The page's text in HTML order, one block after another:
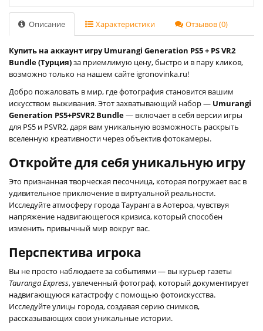
Описание Характеристики Отзывов (0)
Купить на аккаунт игру Umurangi Generation PS5 + PS VR2
Bundle (Турция)за приемлимую цену, быстро и в пару кликов,
возможно только на нашем сайте igronovinka.ru!
Добро пожаловать в мир, где фотография становится вашим
искусством выживания. Этот захватывающий набор — Umurangi
Generation PS5+PSVR2 Bundle— включает в себя версии игры
для PS5 и PSVR2, даря вам уникальную возможность раскрыть
вселенную креативности через объектив фотокамеры.
Откройте для себя уникальную игру
Это признанная творческая песочница, которая погружает вас в
удивительное приключение в виртуальной реальности.
Исследуйте атмосферу города Тауранга в Аотероа, чувствуя
напряжение надвигающегося кризиса, который способен
изменить привычный мир вокруг вас.
Перспектива игрока
Вы не просто наблюдаете за событиями — вы курьер газеты
Tauranga Express, увлеченный фотограф, который документирует
надвигающуюся катастрофу с помощью фотоискусства.
Исследуйте улицы города, создавая серию снимков,
рассказывающих свои уникальные истории.